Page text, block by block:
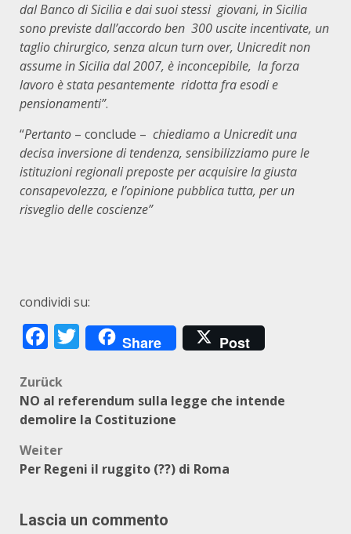
dal Banco di Sicilia e dai suoi stessi giovani, in Sicilia
sono previste dall’accordo ben 300 uscite incentivate, un
taglio chirurgico, senza alcun turn over, Unicredit non
assume in Sicilia dal 2007, è inconcepibile, la forza
lavoro è stata pesantemente ridotta fra esodi e
pensionamenti”.
“Pertanto – conclude – chiediamo a Unicredit una
decisa inversione di tendenza, sensibilizziamo pure le
istituzioni regionali preposte per acquisire la giusta
consapevolezza, e l’opinione pubblica tutta, per un
risveglio delle coscienze”
condividi su:
Facebook
Twitter
Share Post
Beitragsnavigation
Zurück
NO al referendum sulla legge che intende
demolire la Costituzione
Weiter
Per Regeni il ruggito (??) di Roma
Lascia un commento